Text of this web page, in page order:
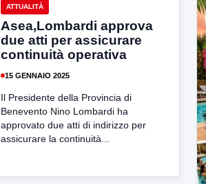
ATTUALITÀ
Asea,Lombardi approva
due atti per assicurare
continuità operativa
15 GENNAIO 2025
Il Presidente della Provincia di
Benevento Nino Lombardi ha
approvato due atti di indirizzo per
assicurare la continuità...